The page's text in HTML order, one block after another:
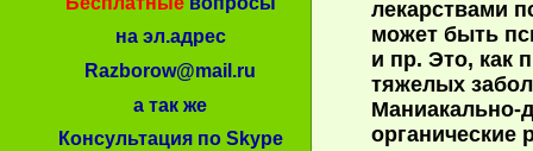
на эл.адрес
Razborow@mail.ru
а так же
Консультация по Skype
лекарствами
может быть
и пр. Это, как
тяжелых
Маниакально-
органические